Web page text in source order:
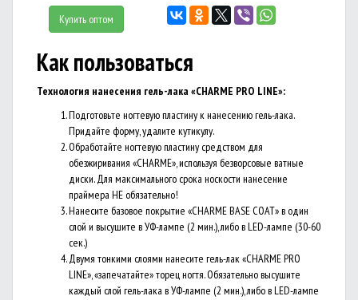
Купить оптом
Как пользоваться
Технология нанесения гель-лака «CHARME PRO LINE»:
Подготовьте ногтевую пластину к нанесению гель-лака.
Придайте форму, удалите кутикулу.
Обработайте ногтевую пластину средством для
обезжиривания «CHARME», используя безворсовые ватные
диски. Для максимального срока носкости нанесение
праймера НЕ обязательно!
Нанесите базовое покрытие «CHARME BASE COAT» в один
слой и высушите в УФ-лампе (2 мин.), либо в LED-лампе (30-60
сек.)
Двумя тонкими слоями нанесите гель-лак «CHARME PRO
LINE», «запечатайте» торец ногтя. Обязательно высушите
каждый слой гель-лака в УФ-лампе (2 мин.), либо в LED-лампе